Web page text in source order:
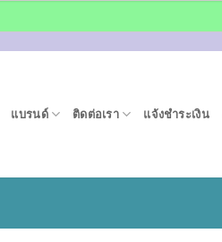
แบรนด์ ติดต่อเรา แจ้งชำระเงิน